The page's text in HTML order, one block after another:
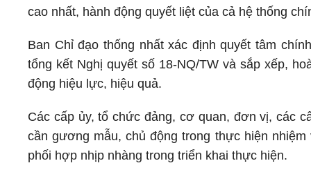
cao nhất, hành động quyết liệt của cả hệ thống
Ban Chỉ đạo thống nhất xác định quyết tâm
tổng kết Nghị quyết số 18-NQ/TW và sắp xếp,
động hiệu lực, hiệu quả.
Các cấp ủy, tổ chức đảng, cơ quan, đơn vị, các
cần gương mẫu, chủ động trong thực hiện
phối hợp nhịp nhàng trong triển khai thực hiện.